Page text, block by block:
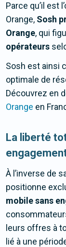
Parce qu’il est
Orange, Sosh
Orange, qui
opérateurs
Sosh est ainsi
optimale de
Découvrez en
Orange en
La liberté
À l’inverse de
positionne
mobile sans
leurs offres à
lié à une